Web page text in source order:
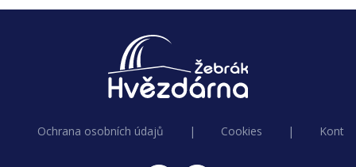
Ochrana osobních údajů | Cookies |